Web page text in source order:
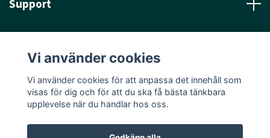
Support
Sociala medier
Vi använder cookies
Vi använder cookies för att anpassa det innehåll som
visas för dig och för att du ska få bästa tänkbara
upplevelse när du handlar hos oss.